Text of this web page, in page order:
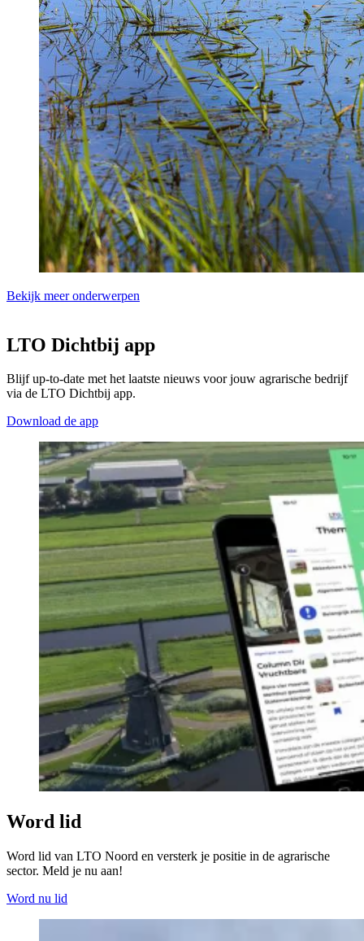
Bekijk meer onderwerpen
LTO Dichtbij app
Blijf up-to-date met het laatste nieuws voor jouw agrarische bedrijf
via de LTO Dichtbij app.
Download de app
Word lid
Word lid van LTO Noord en versterk je positie in de agrarische
sector. Meld je nu aan!
Word nu lid